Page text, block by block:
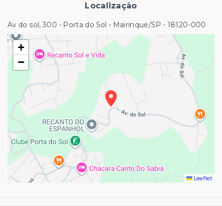
Localização
Av do sol, 300 - Porta do Sol - Mairinque/SP - 18120-000
+
−
Leaflet